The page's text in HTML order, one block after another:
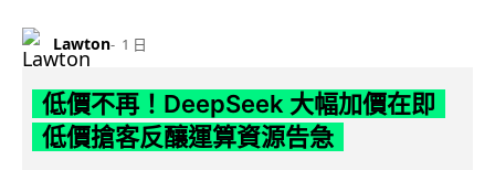
Lawton 1 日
低價不再！DeepSeek 大幅加價在即
低價搶客反釀運算資源告急